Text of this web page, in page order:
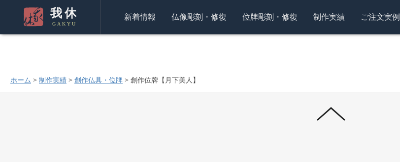
曲面に彫刻することで花が月を見上げているようなデザインに仕上げました。
世界で一つの御位牌です。" />
曲面に彫刻することで花が月を見上げているようなデザインに仕上げました。
世界で一つの御位牌です。" />
我休
GAKYU
新着情報 仏像彫刻・修復 位牌彫刻・修復 制作実績 ご注文実例
ホーム > 制作実績 > 創作仏具・位牌 > 創作位牌【月下美人】